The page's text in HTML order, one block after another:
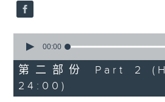
seconds
56
minutes,
9
seconds
00:00
第二部份 Part 2
24:00)